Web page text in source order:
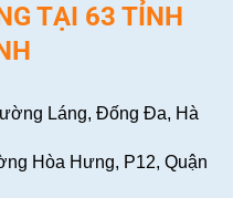
TẠI 63 TỈNH
Láng, Đống Đa, Hà
Hòa Hưng, P12, Quận